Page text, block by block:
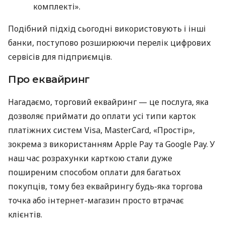
комплекті».
Подібний підхід сьогодні використовують і інші
банки, поступово розширюючи перелік цифрових
сервісів для підприємців.
Про еквайринг
Нагадаємо, торговий еквайринг — це послуга, яка
дозволяє приймати до оплати усі типи карток
платіжних систем Visa, MasterCard, «Простір»,
зокрема з використанням Apple Pay та Google Pay. У
наш час розрахунки карткою стали дуже
поширеним способом оплати для багатьох
покупців, тому без еквайрингу будь-яка торгова
точка або інтернет-магазин просто втрачає
клієнтів.